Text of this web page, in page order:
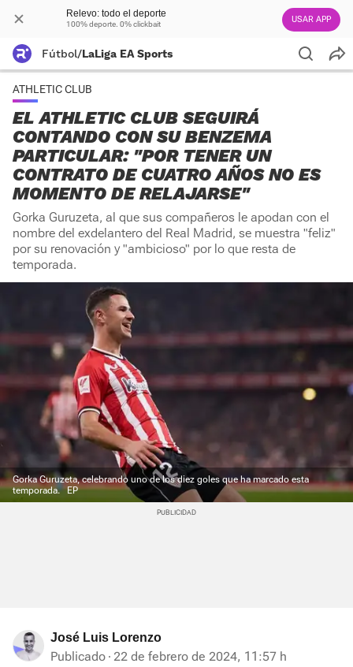
Relevo: todo el deporte
100% deporte. 0% clickbait USAR APP
Fútbol/LaLiga EA Sports
ATHLETIC CLUB
EL ATHLETIC CLUB SEGUIRÁ
CONTANDO CON SU BENZEMA
PARTICULAR: "POR TENER UN
CONTRATO DE CUATRO AÑOS NO ES
MOMENTO DE RELAJARSE"
Gorka Guruzeta, al que sus compañeros le apodan con el
nombre del exdelantero del Real Madrid, se muestra "feliz"
por su renovación y "ambicioso" por lo que resta de
temporada.
Gorka Guruzeta, celebrando uno de los diez goles que ha marcado esta
temporada. EP
José Luis Lorenzo
Publicado 22 de febrero de 2024, 11:57 h